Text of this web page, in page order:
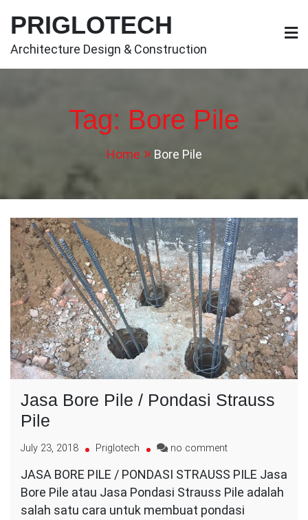
content
PRIGLOTECH
Architecture Design & Construction
Tag: Bore Pile
Home Bore Pile
Jasa Bore Pile / Pondasi Strauss
Pile
July 23, 2018 Priglotech no commenton
Bore
Pile
/
JASA BORE PILE / PONDASI STRAUSS PILE Jasa
Bore Pile atau Jasa Pondasi Strauss Pile adalah
salah satu cara untuk membuat pondasi